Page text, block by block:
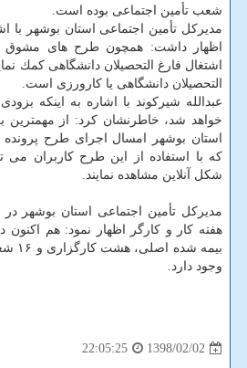
شعب تأمین اجتماعی بوده است.
مدیركل تأمین اجتماعی استان بوشهر با
اظهار داشت: همچون طرح های مشوق
اشتغال فارغ التحصیلان دانشگاهی كمك
التحصیلان دانشگاهی یا كارورزی است.
عبدالله شیركوند با اشاره به اینكه
خواهد شد، خاطرنشان كرد: از مهمترین
استان بوشهر امسال اجرای طرح پرونده
كه با استفاده از این طرح كاربران می
شكل آنلاین مشاهده نمایند.
مدیركل تأمین اجتماعی استان بوشهر
وجود دارد.
1398/02/02
22:05:25